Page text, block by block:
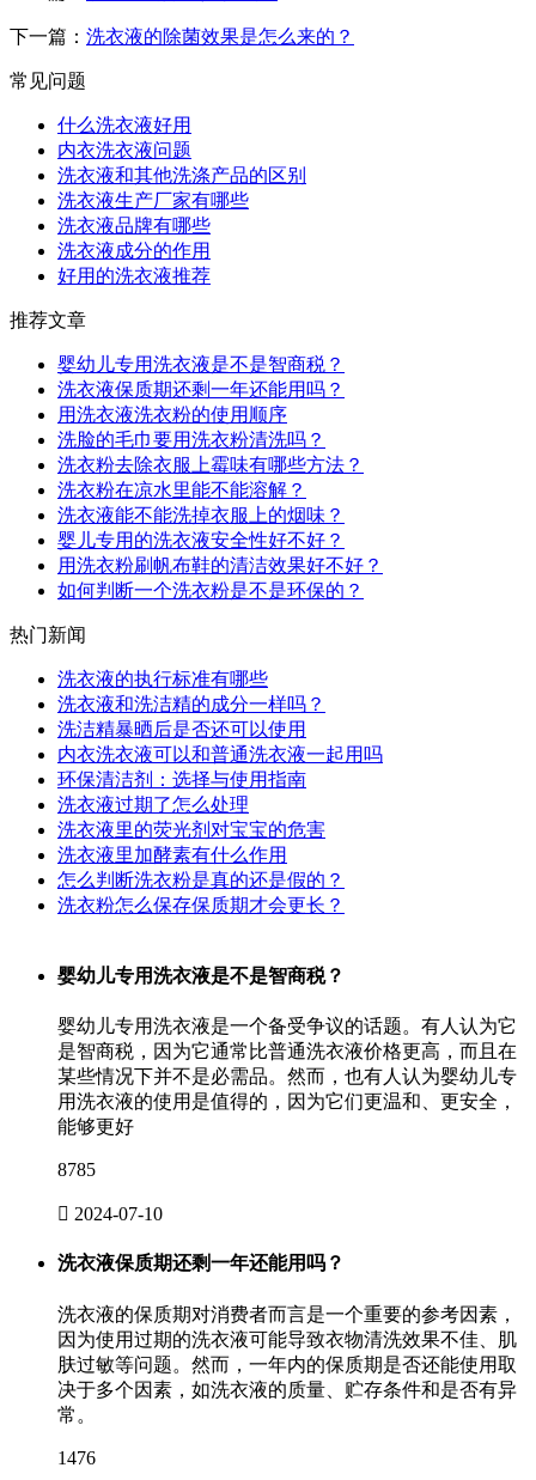
下一篇： 洗衣液的除菌效果是怎么来的？
常见问题
什么洗衣液好用
内衣洗衣液问题
洗衣液和其他洗涤产品的区别
洗衣液生产厂家有哪些
洗衣液品牌有哪些
洗衣液成分的作用
好用的洗衣液推荐
推荐文章
婴幼儿专用洗衣液是不是智商税？
洗衣液保质期还剩一年还能用吗？
用洗衣液洗衣粉的使用顺序
洗脸的毛巾要用洗衣粉清洗吗？
洗衣粉去除衣服上霉味有哪些方法？
洗衣粉在凉水里能不能溶解？
洗衣液能不能洗掉衣服上的烟味？
婴儿专用的洗衣液安全性好不好？
用洗衣粉刷帆布鞋的清洁效果好不好？
如何判断一个洗衣粉是不是环保的？
热门新闻
洗衣液的执行标准有哪些
洗衣液和洗洁精的成分一样吗？
洗洁精暴晒后是否还可以使用
内衣洗衣液可以和普通洗衣液一起用吗
环保清洁剂：选择与使用指南
洗衣液过期了怎么处理
洗衣液里的荧光剂对宝宝的危害
洗衣液里加酵素有什么作用
怎么判断洗衣粉是真的还是假的？
洗衣粉怎么保存保质期才会更长？
婴幼儿专用洗衣液是不是智商税？
婴幼儿专用洗衣液是一个备受争议的话题。有人认为它
是智商税，因为它通常比普通洗衣液价格更高，而且在
某些情况下并不是必需品。然而，也有人认为婴幼儿专
用洗衣液的使用是值得的，因为它们更温和、更安全，
能够更好
8785
 2024-07-10
洗衣液保质期还剩一年还能用吗？
洗衣液的保质期对消费者而言是一个重要的参考因素，
因为使用过期的洗衣液可能导致衣物清洗效果不佳、肌
肤过敏等问题。然而，一年内的保质期是否还能使用取
决于多个因素，如洗衣液的质量、贮存条件和是否有异
常。
1476